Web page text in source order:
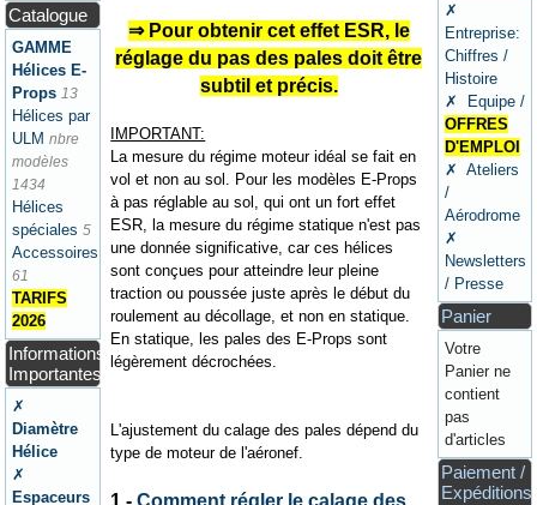
Catalogue
GAMME
Hélices E-
Props 13
Hélices par
ULM nbre
modèles
1434
Hélices
spéciales 5
Accessoires
61
TARIFS
2026
Informations
Importantes
✗
Diamètre
Hélice
✗
Espaceurs
⇒ Pour obtenir cet effet ESR, le
réglage du pas des pales doit être
subtil et précis.
IMPORTANT:
La mesure du régime moteur idéal se fait en
vol et non au sol. Pour les modèles E-Props
à pas réglable au sol, qui ont un fort effet
ESR, la mesure du régime statique n'est pas
une donnée significative, car ces hélices
sont conçues pour atteindre leur pleine
traction ou poussée juste après le début du
roulement au décollage, et non en statique.
En statique, les pales des E-Props sont
légèrement décrochées.
L'ajustement du calage des pales dépend du
type de moteur de l'aéronef.
1 -Comment régler le calage des
✗
Entreprise:
Chiffres /
Histoire
✗ Equipe /
OFFRES
D'EMPLOI
✗ Ateliers
/
Aérodrome
✗
Newsletters
/ Presse
Panier
Votre
Panier ne
contient
pas
d'articles
Paiement /
Expéditions